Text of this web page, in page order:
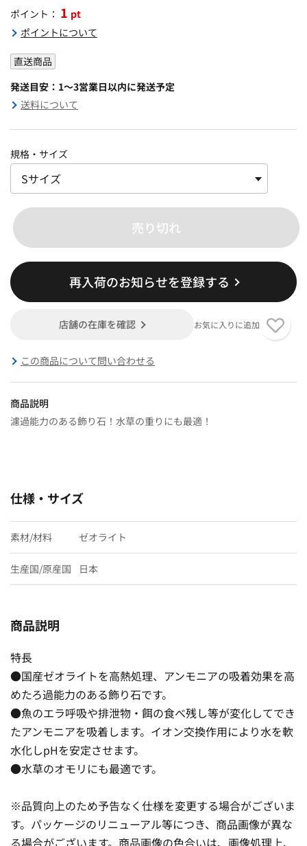
ポイント： 1 pt
ポイントについて
直送商品
発送目安：1～3営業日以内に発送予定
送料について
規格・サイズ
売り切れ
再入荷のお知らせを登録する
店舗の在庫を確認 お気に入りに追加
この商品について問い合わせる
商品説明
濾過能力のある飾り石！水草の重りにも最適！
仕様・サイズ
素材/材料 ゼオライト
生産国/原産国 日本
商品説明
特長
●国産ゼオライトを高熱処理、アンモニアの吸着効果を高
めたろ過能力のある飾り石です。
●魚のエラ呼吸や排泄物・餌の食べ残し等が変化してでき
たアンモニアを吸着します。イオン交換作用により水を軟
水化しpHを安定させます。
●水草のオモリにも最適です。
※品質向上のため予告なく仕様を変更する場合がございま
す。パッケージのリニューアル等につき、商品画像が異な
る場合がございます。商品画像の色合いは、画像処理上、